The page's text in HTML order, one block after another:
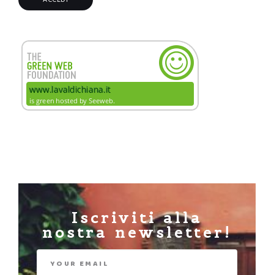
Iscriviti alla
nostra newsletter!